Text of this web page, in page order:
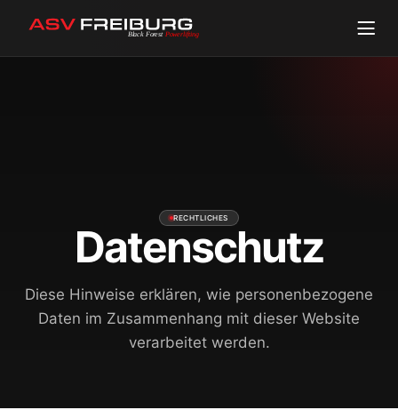
RECHTLICHES
Datenschutz
Diese Hinweise erklären, wie personenbezogene
Daten im Zusammenhang mit dieser Website
verarbeitet werden.